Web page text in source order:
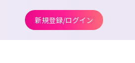
新規登録/ログイン